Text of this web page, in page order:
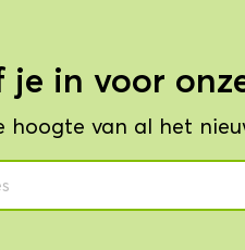
je in voor
hoogte van al het